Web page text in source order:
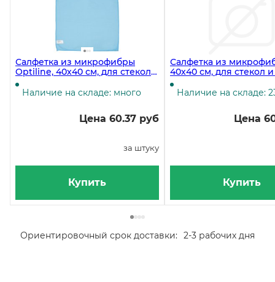
Салфетка из микрофибры
Optiline, 40х40 см, для стекол
и зеркал, 270 г/м2, голубая
Наличие на складе: много
Цена 60.37 руб
за штуку
Купить
Салфетка из
40х40 см, для стекол
250 г/м2, голубая
Наличие на складе:
Цена
Купить
Ориентировочный срок доставки: 2-3 рабочих дня